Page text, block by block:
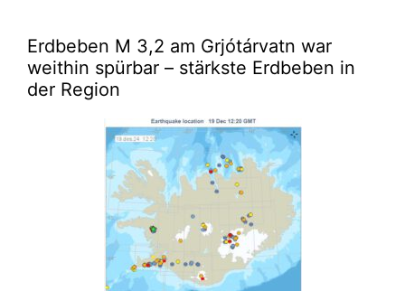
Erdbeben M 3,2 am Grjótárvatn war
weithin spürbar – stärkste Erdbeben in
der Region